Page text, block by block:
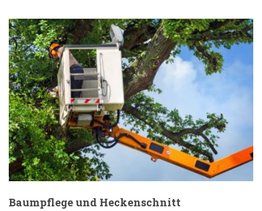
Baumpflege und Heckenschnitt